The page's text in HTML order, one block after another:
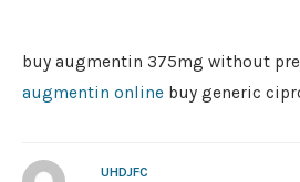
buy augmentin 375mg without
augmentin online buy generic
UHDJFC